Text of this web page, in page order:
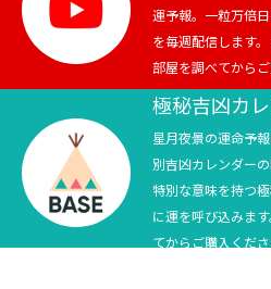
競馬
テニス四大大会・五輪
テニス四大大会・五輪
運予報。一粒万倍
を毎週配信します
部屋を調べてからご
極秘吉凶カ
星月夜景の運命予
別吉凶カレンダー
特別な意味を持つ
に運を呼び込みま
てからご購入くださ